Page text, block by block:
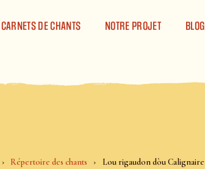
CARNETS DE CHANTS NOTRE PROJET BLOG
Répertoire des chants Lou rigaudon dòu Calignaire